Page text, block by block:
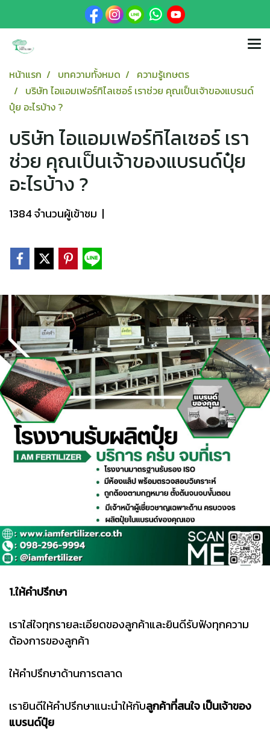
หน้าแรก บทความทั้งหมด
ความรู้เกษตร
บริษัท ไอแอมเฟอร์ทิไลเซอร์ เราช่วย คุณเป็นเจ้าของแบรนด์
ปุ๋ย อะไรบ้าง ?
บริษัท ไอแอมเฟอร์ทิไลเซอร์ เรา
ช่วย คุณเป็นเจ้าของแบรนด์ปุ๋ย
อะไรบ้าง ?
1384 จำนวนผู้เข้าชม |
1.ให้คำปรึกษา
เราใส่ใจทุกรายละเอียดของลูกค้าและยินดีรับฟังทุกความ
ต้องการของลูกค้า
ให้คำปรึกษาด้านการตลาด
เรายินดีให้คำปรึกษาแนะนำให้กับลูกค้าที่สนใจ เป็นเจ้าของ
แบรนด์ปุ๋ย